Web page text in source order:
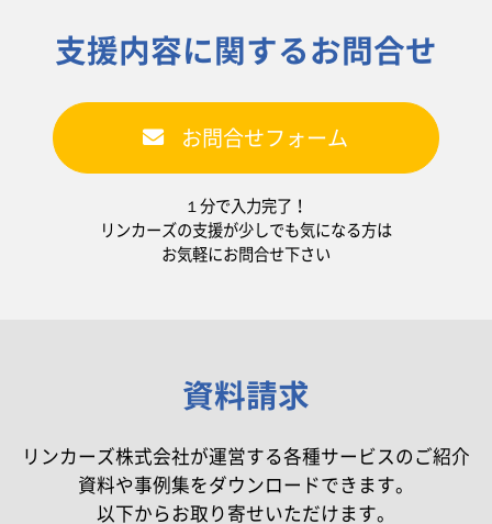
支援内容に関するお問合せ
お問合せフォーム
１分で入力完了！
リンカーズの支援が少しでも気になる方は
お気軽にお問合せ下さい
資料請求
リンカーズ株式会社が運営する各種サービスのご紹介
資料や事例集をダウンロードできます。
以下からお取り寄せいただけます。